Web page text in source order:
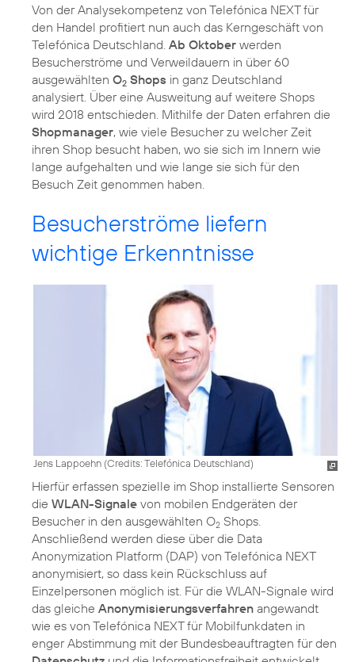
Von der Analysekompetenz von Telefónica NEXTfür
den Handel profitiert nun auch das Kerngeschäft von
Telefónica Deutschland. Ab Oktober werden
Besucherströme und Verweildauern in über 60
ausgewählten O2 Shops in ganz Deutschland
analysiert. Über eine Ausweitung auf weitere Shops
wird 2018 entschieden. Mithilfe der Daten erfahren die
Shopmanager, wie viele Besucher zu welcher Zeit
ihren Shop besucht haben, wo sie sich im Innern wie
lange aufgehalten und wie lange sie sich für den
Besuch Zeit genommen haben.
Besucherströme liefern
wichtige Erkenntnisse
Jens Lappoehn (Credits: Telefónica Deutschland)
Hierfür erfassen spezielle im Shop installierte Sensoren
die WLAN-Signale von mobilen Endgeräten der
Besucher in den ausgewählten O2 Shops.
Anschließend werden diese über die Data
Anonymization Platform (DAP) von Telefónica NEXT
anonymisiert, so dass kein Rückschluss auf
Einzelpersonen möglich ist. Für die WLAN-Signale wird
das gleiche Anonymisierungsverfahren angewandt
wie es von Telefónica NEXT für Mobilfunkdaten in
enger Abstimmung mit der Bundesbeauftragten für den